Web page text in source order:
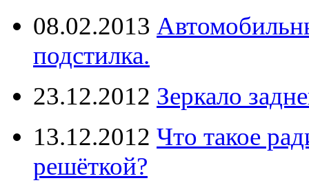
08.02.2013
подстилка.
23.12.2012 Зеркало
13.12.2012 Что такое
решёткой?